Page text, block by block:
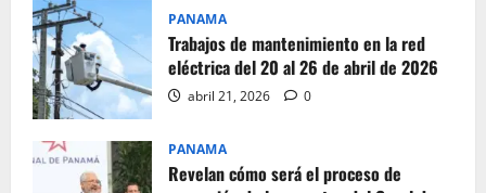
PANAMA
Trabajos de mantenimiento en la red
eléctrica del 20 al 26 de abril de 2026
abril 21, 2026 0
PANAMA
Revelan cómo será el proceso de